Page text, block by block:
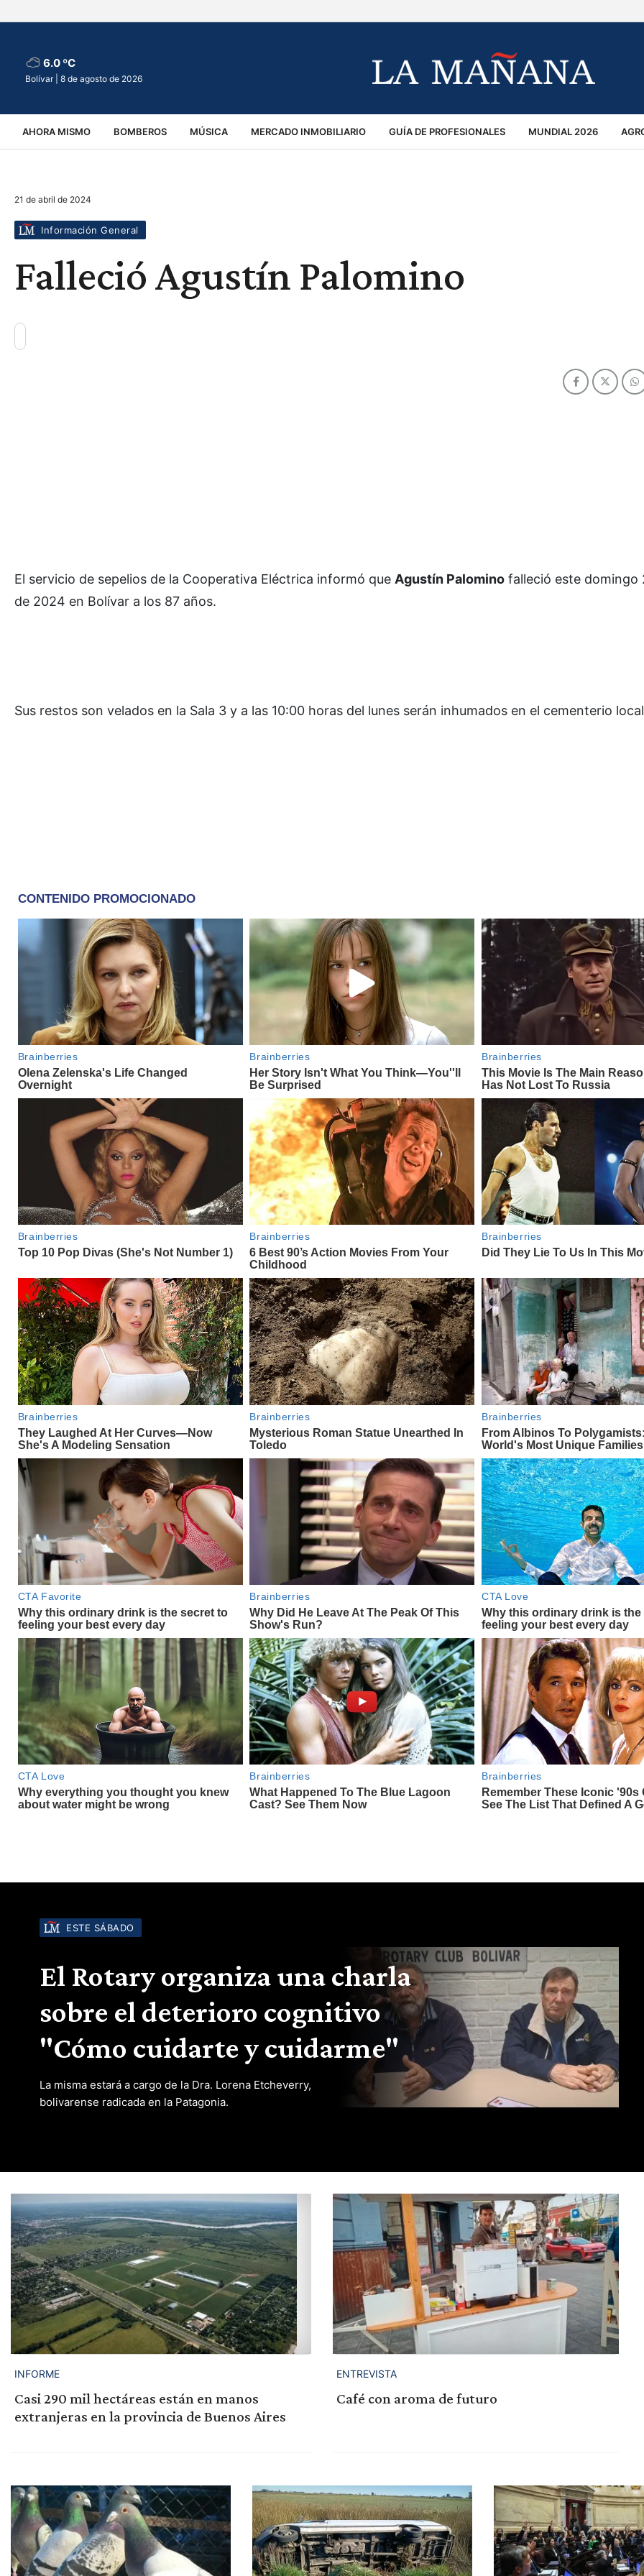
6.0 ºC
Bolívar | 8 de agosto de 2026
AHORA MISMO BOMBEROS MÚSICA MERCADO INMOBILIARIO GUÍA DE PROFESIONALES MUNDIAL 2026
VIRALES ACCIDENTES
21 de abril de 2024
Información General
Falleció Agustín Palomino
El servicio de sepelios de la Cooperativa Eléctrica informó que Agustín Palomino falleció este domingo
de 2024 en Bolívar a los 87 años.
Sus restos son velados en la Sala 3 y a las 10:00 horas del lunes serán inhumados en el cementerio
ESTE SÁBADO
El Rotary organiza una charla
sobre el deterioro cognitivo
"Cómo cuidarte y cuidarme"
La misma estará a cargo de la Dra. Lorena Etcheverry,
bolivarense radicada en la Patagonia.
INFORME
Casi 290 mil hectáreas están en manos
extranjeras en la provincia de Buenos Aires
ENTREVISTA
Café con aroma de futuro